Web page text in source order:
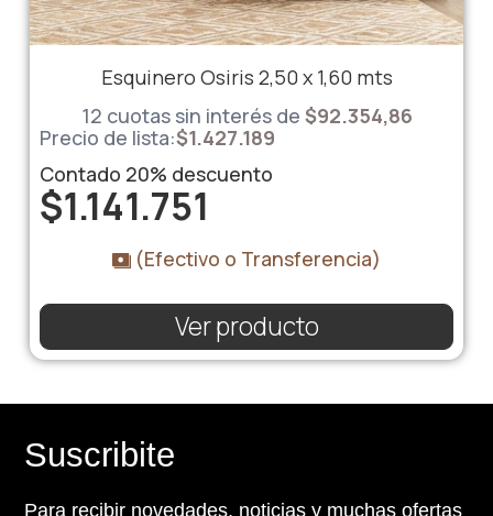
Esquinero Osiris 2,50 x 1,60 mts
12 cuotas sin interés de $92.354,86
Precio de lista:$1.427.189
Contado 20% descuento
$1.141.751
(Efectivo o Transferencia)
Ver producto
Suscribite
Para recibir novedades, noticias y muchas ofertas